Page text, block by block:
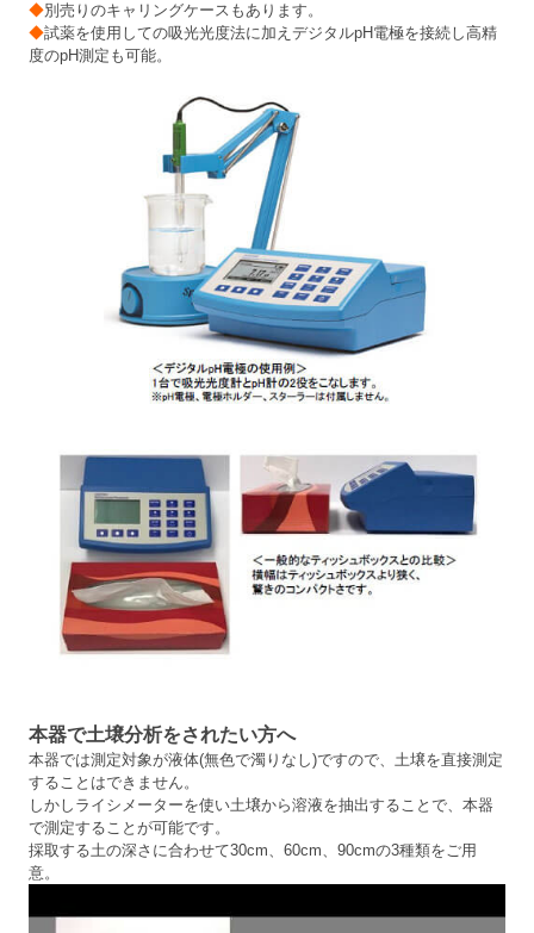
◆別売りのキャリングケースもあります。
◆試薬を使用しての吸光光度法に加えデジタルpH電極を接続し高精
度のpH測定も可能。
本器で土壌分析をされたい方へ
本器では測定対象が液体(無色で濁りなし)ですので、土壌を直接測定
することはできません。
しかしライシメーターを使い土壌から溶液を抽出することで、本器
で測定することが可能です。
採取する土の深さに合わせて30cm、60cm、90cmの3種類をご用
意。